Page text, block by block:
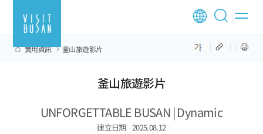
實用資訊 釜山旅遊影片
釜山旅遊影片
UNFORGETTABLE BUSAN | Dynamic
建立日期 2025.08.12